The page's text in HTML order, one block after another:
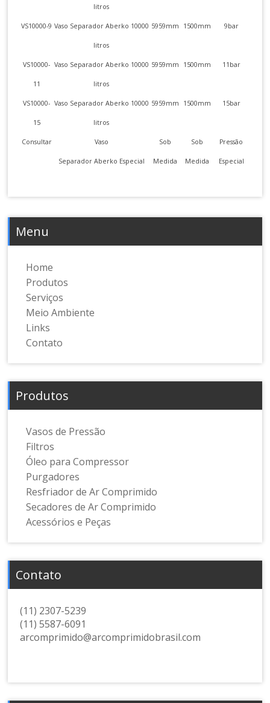
litros
VS10000-9 Vaso Separador Aberko 10000
litros
5959mm 1500mm 9bar
VS10000-
11
Vaso Separador Aberko 10000
litros
5959mm 1500mm 11bar
VS10000-
15
Vaso Separador Aberko 10000
litros
5959mm 1500mm 15bar
Consultar Vaso
Separador Aberko Especial
Sob
Medida
Sob
Medida
Pressão
Especial
Menu
Home
Produtos
Serviços
Meio Ambiente
Links
Contato
Produtos
Vasos de Pressão
Filtros
Óleo para Compressor
Purgadores
Resfriador de Ar Comprimido
Secadores de Ar Comprimido
Acessórios e Peças
Contato
(11) 2307-5239
(11) 5587-6091
arcomprimido@arcomprimidobrasil.com